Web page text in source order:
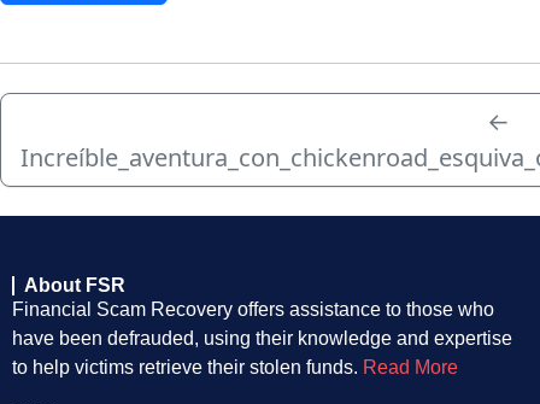
←
About FSR
Financial Scam Recovery offers assistance to those who
have been defrauded, using their knowledge and expertise
to help victims retrieve their stolen funds. Read More